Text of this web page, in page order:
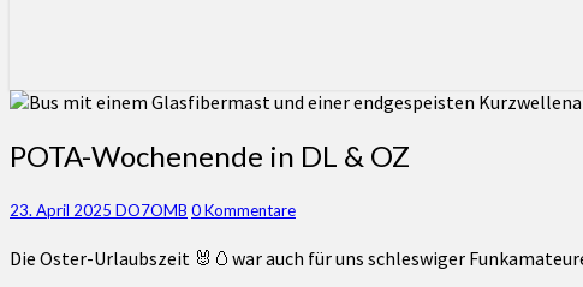
POTA-
Wochenende
DL
OZ
POTA-Wochenende in DL & OZ
23. April 2025 DO7OMB Kommentare
0 Kommentare
Die Oster-Urlaubszeit 🐰🥚war auch für uns schleswiger